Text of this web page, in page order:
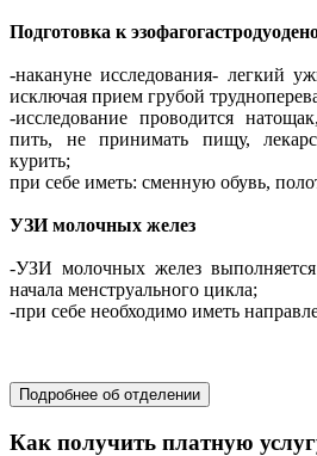
Подготовка к
-накануне исследования- легкий
исключая прием грубой
-исследование проводится
пить, не принимать пищу,
курить;
при себе иметь: сменную обувь,
УЗИ молочных желез
-УЗИ молочных желез
начала менструального цикла;
-при себе необходимо иметь
Подробнее об отделении
Как получить платную